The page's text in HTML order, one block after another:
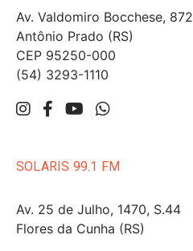
Av. Valdomiro Bocchese, 872
Antônio Prado (RS)
CEP 95250-000
(54) 3293-1110
SOLARIS 99.1 FM
Av. 25 de Julho, 1470, S.44
Flores da Cunha (RS)